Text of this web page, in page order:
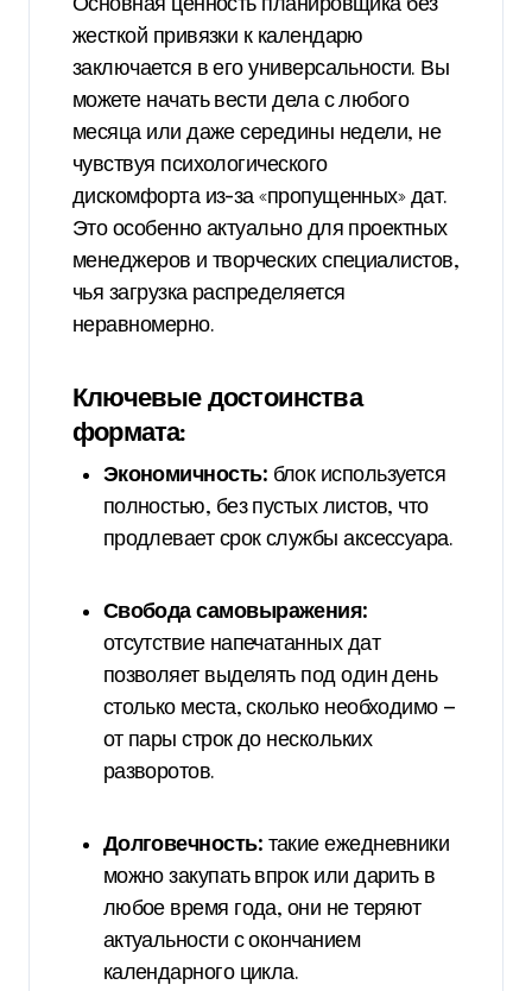
Основная ценность планировщика без
жесткой привязки к календарю
заключается в его универсальности. Вы
можете начать вести дела с любого
месяца или даже середины недели, не
чувствуя психологического
дискомфорта из-за «пропущенных» дат.
Это особенно актуально для проектных
менеджеров и творческих специалистов,
чья загрузка распределяется
неравномерно.
Ключевые достоинства
формата:
Экономичность: блок используется
полностью, без пустых листов, что
продлевает срок службы аксессуара.
Свобода самовыражения:
отсутствие напечатанных дат
позволяет выделять под один день
столько места, сколько необходимо —
от пары строк до нескольких
разворотов.
Долговечность: такие ежедневники
можно закупать впрок или дарить в
любое время года, они не теряют
актуальности с окончанием
календарного цикла.